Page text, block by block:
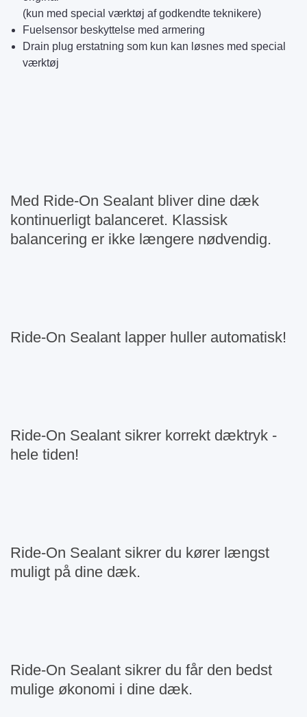
(kun med special værktøj af godkendte teknikere)
Fuelsensor beskyttelse med armering
Drain plug erstatning som kun kan løsnes med special
værktøj
Med Ride-On Sealant bliver dine dæk
kontinuerligt balanceret. Klassisk
balancering er ikke længere nødvendig.
Ride-On Sealant lapper huller automatisk!
Ride-On Sealant sikrer korrekt dæktryk -
hele tiden!
Ride-On Sealant sikrer du kører længst
muligt på dine dæk.
Ride-On Sealant sikrer du får den bedst
mulige økonomi i dine dæk.